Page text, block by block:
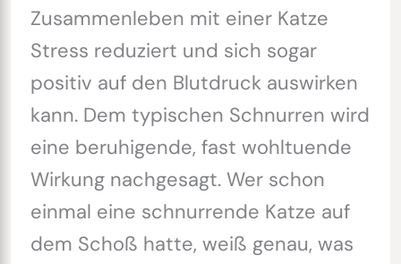
Zusammenleben mit einer Katze
Stress reduziert und sich sogar
positiv auf den Blutdruck auswirken
kann. Dem typischen Schnurren wird
eine beruhigende, fast wohltuende
Wirkung nachgesagt. Wer schon
einmal eine schnurrende Katze auf
dem Schoß hatte, weiß genau, was